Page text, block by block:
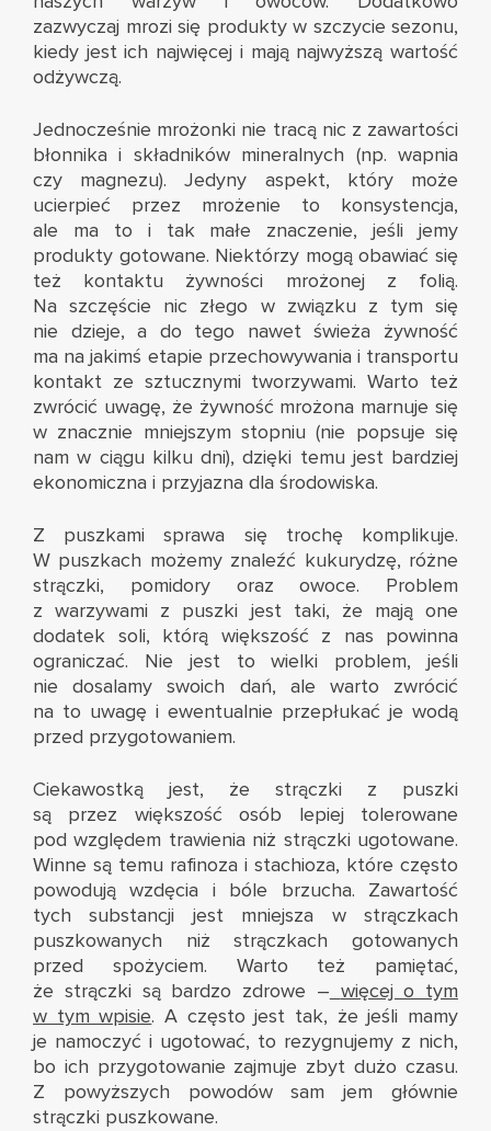
zazwyczaj mrozi się produkty w szczycie sezonu,
kiedy jest ich najwięcej i mają najwyższą wartość
odżywczą.
Jednocześnie mrożonki nie tracą nic z zawartości
błonnika i składników mineralnych (np. wapnia
czy magnezu). Jedyny aspekt, który może
ucierpieć przez mrożenie to konsystencja,
ale ma to i tak małe znaczenie, jeśli jemy
produkty gotowane. Niektórzy mogą obawiać się
też kontaktu żywności mrożonej z folią.
Na szczęście nic złego w związku z tym się
nie dzieje, a do tego nawet świeża żywność
ma na jakimś etapie przechowywania i transportu
kontakt ze sztucznymi tworzywami. Warto też
zwrócić uwagę, że żywność mrożona marnuje się
w znacznie mniejszym stopniu (nie popsuje się
nam w ciągu kilku dni), dzięki temu jest bardziej
ekonomiczna i przyjazna dla środowiska.
Z puszkami sprawa się trochę komplikuje.
W puszkach możemy znaleźć kukurydzę, różne
strączki, pomidory oraz owoce. Problem
z warzywami z puszki jest taki, że mają one
dodatek soli, którą większość z nas powinna
ograniczać. Nie jest to wielki problem, jeśli
nie dosalamy swoich dań, ale warto zwrócić
na to uwagę i ewentualnie przepłukać je wodą
przed przygotowaniem.
Ciekawostką jest, że strączki z puszki
są przez większość osób lepiej tolerowane
pod względem trawienia niż strączki ugotowane.
Winne są temu rafinoza i stachioza, które często
powodują wzdęcia i bóle brzucha. Zawartość
tych substancji jest mniejsza w strączkach
puszkowanych niż strączkach gotowanych
przed spożyciem. Warto też pamiętać,
że strączki są bardzo zdrowe – więcej o tym
w tym wpisie. A często jest tak, że jeśli mamy
je namoczyć i ugotować, to rezygnujemy z nich,
bo ich przygotowanie zajmuje zbyt dużo czasu.
Z powyższych powodów sam jem głównie
strączki puszkowane.